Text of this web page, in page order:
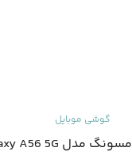
گوشی موبایل